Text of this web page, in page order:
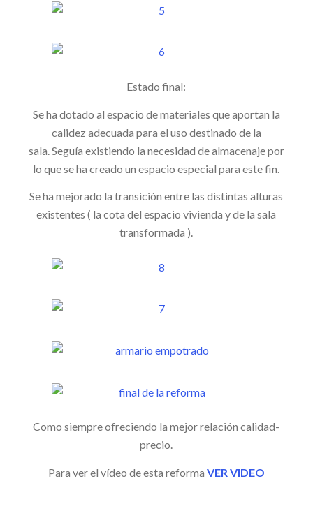
Estado final:
Se ha dotado al espacio de materiales que aportan la
calidez adecuada para el uso destinado de la
sala. Seguía existiendo la necesidad de almacenaje por
lo que se ha creado un espacio especial para este fin.
Se ha mejorado la transición entre las distintas alturas
existentes ( la cota del espacio vivienda y de la sala
transformada ).
Como siempre ofreciendo la mejor relación calidad-
precio.
Para ver el vídeo de esta reforma VER VIDEO